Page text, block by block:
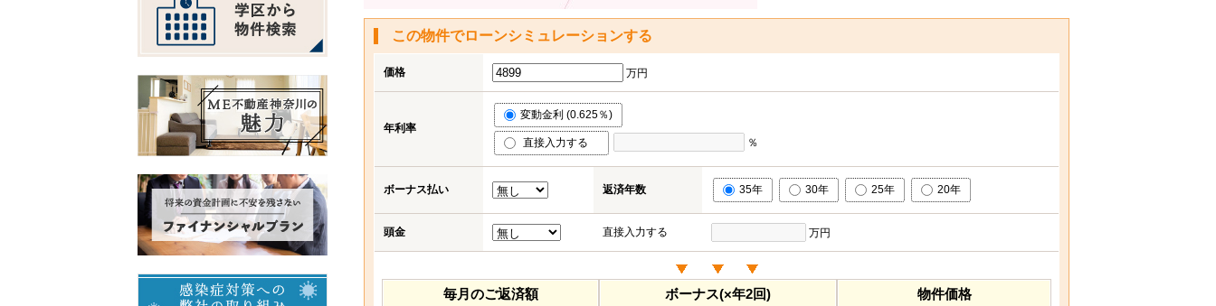
この物件でローンシミュレーションする
価格 万円
年利率
変動金利 (0.625％)
直接入力する ％
ボーナス払い 返済年数 35年 30年 25年 20年
頭金 直接入力する 万円
毎月のご返済額 ボーナス(×年2回) 物件価格